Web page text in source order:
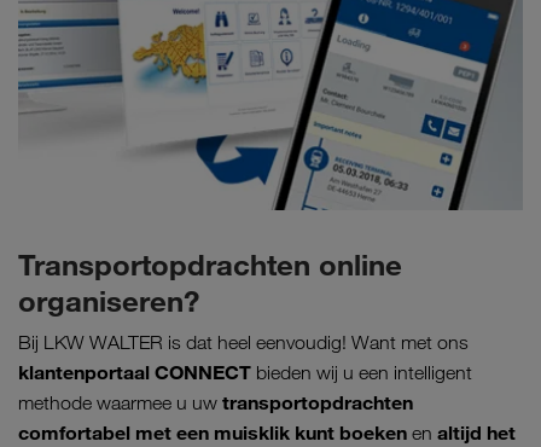
Transportopdrachten online
organiseren?
Bij LKW WALTER is dat heel eenvoudig! Want met ons
klantenportaal CONNECT bieden wij u een intelligent
methode waarmee u uw transportopdrachten
comfortabel met een muisklik kunt boeken en altijd het